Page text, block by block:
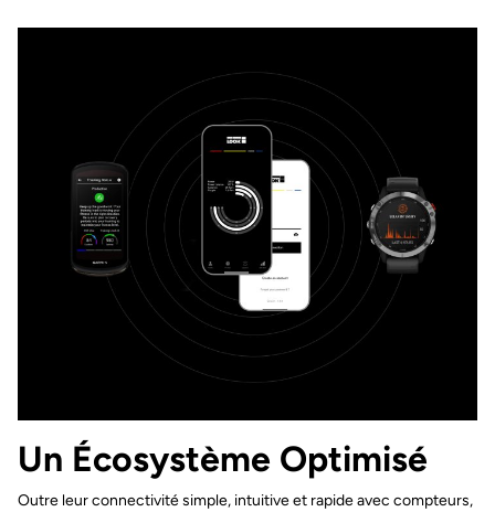
Un Écosystème Optimisé
Outre leur connectivité simple, intuitive et rapide avec compteurs,